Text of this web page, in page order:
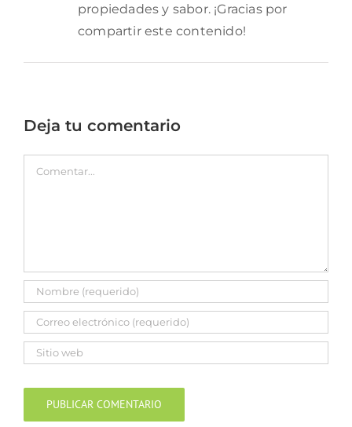
propiedades y sabor. ¡Gracias por
compartir este contenido!
Deja tu comentario